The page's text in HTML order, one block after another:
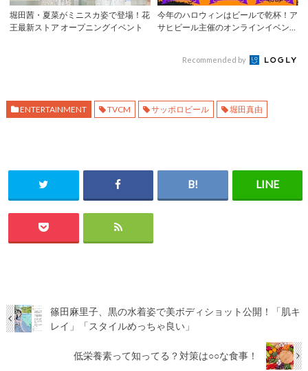
堀田茜・夏菜がミニスカ姿で登場！花
王最新ストア オープニングイベント
今年のハロウィンはビールで乾杯！ア
サヒビール主催のオンラインイベント
Recommended by
ENTERTAINMENT TVCM サッポロビール 堀田真由
篠田麻里子、黒の水着姿で美ボディショット公開！「肌キ
レイ」「スタイルめっちゃ良い」
低栄養素って知ってる？対策は○○な食事！